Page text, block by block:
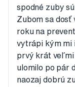
spodné zuby
Zubom sa dosť
roku na
vytrápi kým mi
prvý krát veľmi
ulomilo po pár
naozaj dobrú